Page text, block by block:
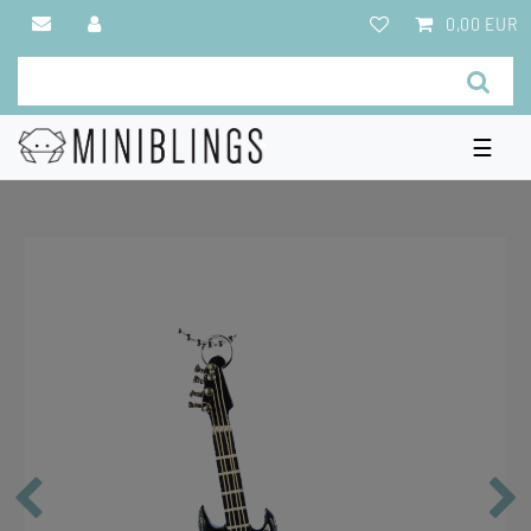
0,00 EUR
☰